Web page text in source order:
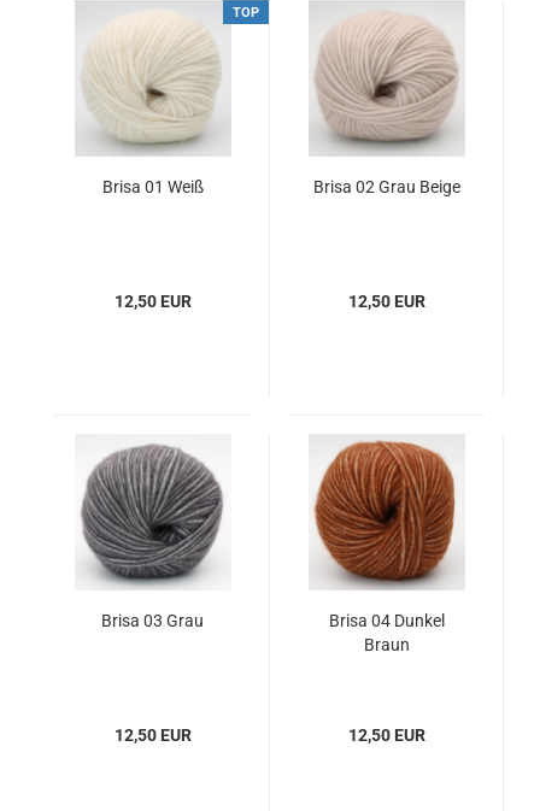
TOP
Brisa 01 Weiß
12,50 EUR
Brisa 02 Grau Beige
12,50 EUR
Brisa 03 Grau
12,50 EUR
Brisa 04 Dunkel
Braun
12,50 EUR